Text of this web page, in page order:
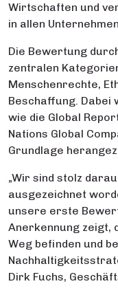
Wirtschaften und
in allen
Die Bewertung
zentralen
Menschenrechte,
Beschaffung. Dabei
wie die Global
Nations Global
Grundlage
„Wir sind stolz
ausgezeichnet
unsere erste
Anerkennung zeigt,
Weg befinden und
Dirk Fuchs,